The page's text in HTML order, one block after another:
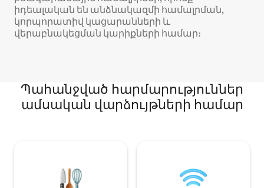
իդեալական են անձնակազմի համալրման,
կորպորատիվ կացարանների և
վերաբնակեցման կարիքների համար։
Պահանջված հարմարություններ
ամսական վարձույթների համար